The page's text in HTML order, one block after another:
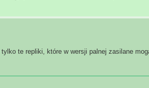
te repliki, które w wersji palnej zasilane